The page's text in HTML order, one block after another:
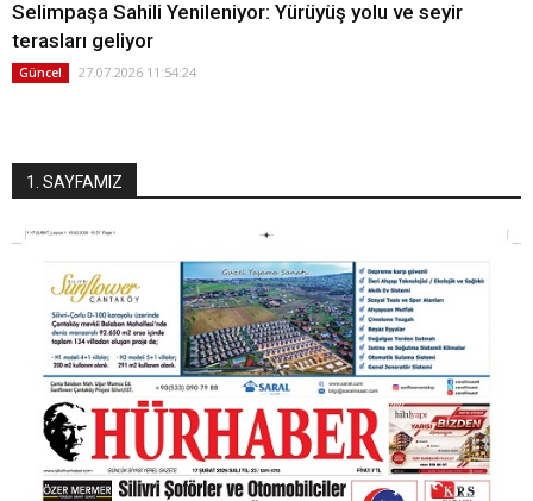
Selimpaşa Sahili Yenileniyor: Yürüyüş yolu ve seyir
terasları geliyor
Güncel 27.07.2026 11:54:24
1. SAYFAMIZ